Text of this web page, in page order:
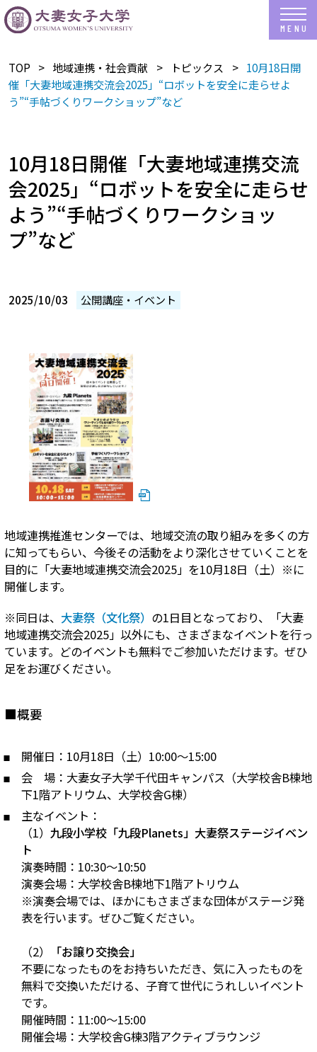
TOP 地域連携・社会貢献 トピックス
10月18日開
催「大妻地域連携交流会2025」“ロボットを安全に走らせよ
う”“手帖づくりワークショップ”など
10月18日開催「大妻地域連携交流
会2025」“ロボットを安全に走らせ
よう”“手帖づくりワークショッ
プ”など
2025/10/03 公開講座・イベント
地域連携推進センターでは、地域交流の取り組みを多くの方
に知ってもらい、今後その活動をより深化させていくことを
目的に「大妻地域連携交流会2025」を10月18日（土） ※に
開催します。
※同日は、 大妻祭（文化祭） の1日目となっており、「大妻
地域連携交流会2025」以外にも、さまざまなイベントを行っ
ています。どのイベントも無料でご参加いただけます。ぜひ
足をお運びください。
■概要
開催日：10月18日（土）10:00～15:00
会 場：大妻女子大学千代田キャンパス（大学校舎B棟地
下1階アトリウム、大学校舎G棟）
主なイベント：
（1）九段小学校「九段Planets」大妻祭ステージイベン
ト
演奏時間：10:30～10:50
演奏会場：大学校舎B棟地下1階アトリウム
※演奏会場では、ほかにもさまざまな団体がステージ発
表を行います。ぜひご覧ください。
（2）
「お譲り交換会」
不要になったものをお持ちいただき、気に入ったものを
無料で交換いただける、子育て世代にうれしいイベント
です。
開催時間：11:00～15:00
開催会場：大学校舎G棟3階アクティブラウンジ